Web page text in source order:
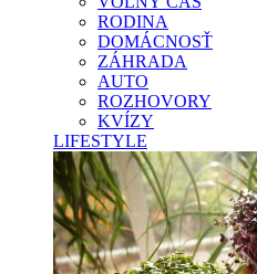
RODINA
DOMÁCNOSŤ
ZÁHRADA
AUTO
ROZHOVORY
KVÍZY
LIFESTYLE